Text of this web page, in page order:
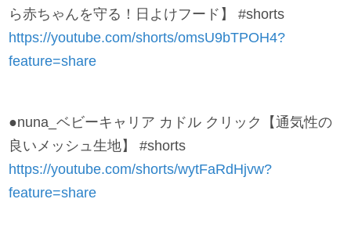
ら赤ちゃんを守る！日よけフード】 #shorts
https://youtube.com/shorts/omsU9bTPOH4?
feature=share
●nuna_ベビーキャリア カドル クリック【通気性の
良いメッシュ生地】 #shorts
https://youtube.com/shorts/wytFaRdHjvw?
feature=share